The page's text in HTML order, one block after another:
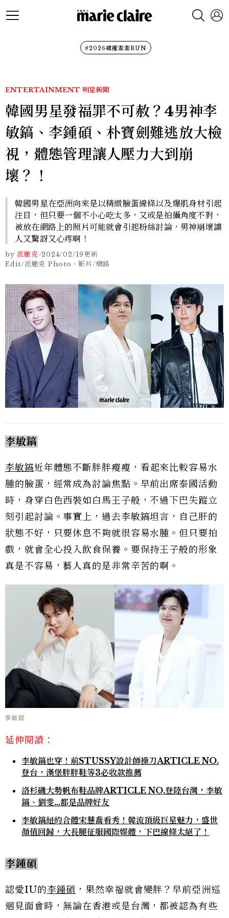
#2026裙襬澎澎RUN
ENTERTAINMENT 明星新聞
韓國男星發福罪不可赦？4男神李
敏鎬、李鍾碩、朴寶劍難逃放大檢
視，體態管理讓人壓力大到崩
壞？！
韓國男星在亞洲向來是以精緻臉蛋線條以及爆肌身材引起
注目，但只要一個不小心吃太多，又或是拍攝角度不對，
被放在網路上的照片可能就會引起粉絲討論，男神崩壞讓
人又驚訝又心疼啊！
by 派脆克-2024/02/19更新
Edit/派脆克 Photo、影片/網路
李敏鎬
李敏鎬近年體態不斷胖胖瘦瘦，看起來比較容易水
腫的臉蛋，經常成為討論焦點。早前出席泰國活動
時，身穿白色西裝如白馬王子般，不過下巴失蹤立
刻引起討論。事實上，過去李敏鎬坦言，自己肝的
狀態不好，只要休息不夠就很容易水腫。但只要拍
戲，就會全心投入飲食保養。要保持王子般的形象
真是不容易，藝人真的是非常辛苦的啊。
李敏鎬
延伸閱讀：
李敏鎬也穿！前STUSSY設計師操刀ARTICLE NO.
登台，漢堡胖胖鞋等3必收款推薦
洛杉磯大勢帆布鞋品牌ARTICLE NO.登陸台灣，李敏
鎬、劉雯…都是品牌好友
李敏鎬紐約合體宋慧喬看秀！韓流頂級巨星魅力，盛世
顏值回歸，大長腿征服國際媒體，下巴線條太絕了！
李鍾碩
認愛IU的李鍾碩 ，果然幸福就會變胖？早前亞洲巡
迴見面會時，無論在香港或是台灣，都被認為有些